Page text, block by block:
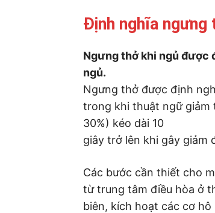
Định nghĩa ngưng
Ngưng thở khi ngủ được
ngủ.
Ngưng thở được định
trong khi thuật ngữ giảm
30%) kéo dài 10
giây trở lên khi gây giảm
Các bước cần thiết cho
từ trung tâm điều hòa ở
biên, kích hoạt các cơ